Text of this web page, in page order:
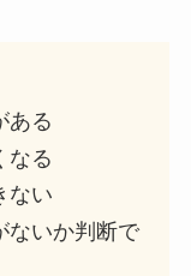
ある
なる
ない
ないか判断で